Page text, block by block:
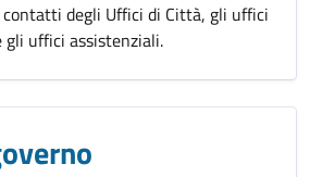
degli Uffici di Città, gli uffici
gli uffici assistenziali.